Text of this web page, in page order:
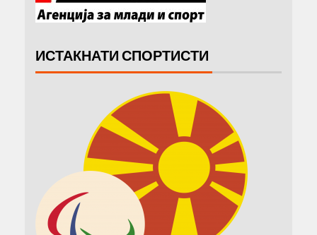
ИСТАКНАТИ СПОРТИСТИ